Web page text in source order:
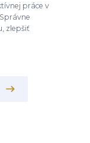
práce v
zlepšiť